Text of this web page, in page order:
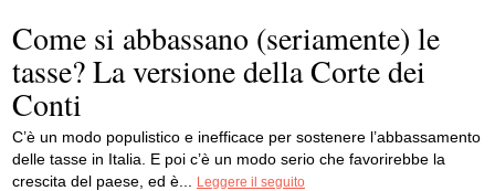
Come si abbassano (seriamente) le
tasse? La versione della Corte dei
Conti
C’è un modo populistico e inefficace per sostenere l’abbassamento
delle tasse in Italia. E poi c’è un modo serio che favorirebbe la
crescita del paese, ed è...
Leggere il seguito